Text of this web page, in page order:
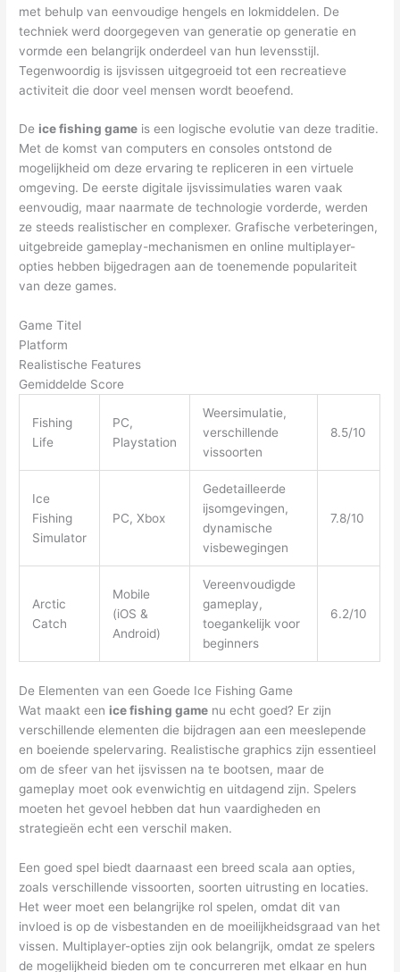
met behulp van eenvoudige hengels en lokmiddelen. De
techniek werd doorgegeven van generatie op generatie en
vormde een belangrijk onderdeel van hun levensstijl.
Tegenwoordig is ijsvissen uitgegroeid tot een recreatieve
activiteit die door veel mensen wordt beoefend.
De ice fishing game is een logische evolutie van deze traditie.
Met de komst van computers en consoles ontstond de
mogelijkheid om deze ervaring te repliceren in een virtuele
omgeving. De eerste digitale ijsvissimulaties waren vaak
eenvoudig, maar naarmate de technologie vorderde, werden
ze steeds realistischer en complexer. Grafische verbeteringen,
uitgebreide gameplay-mechanismen en online multiplayer-
opties hebben bijgedragen aan de toenemende populariteit
van deze games.
Game Titel
Platform
Realistische Features
Gemiddelde Score
Fishing
Life
PC,
Playstation
Weersimulatie,
verschillende
vissoorten
8.5/10
Ice
Fishing
Simulator
PC, Xbox
Gedetailleerde
ijsomgevingen,
dynamische
visbewegingen
7.8/10
Arctic
Catch
Mobile
(iOS &
Android)
Vereenvoudigde
gameplay,
toegankelijk voor
beginners
6.2/10
De Elementen van een Goede Ice Fishing Game
Wat maakt een ice fishing game nu echt goed? Er zijn
verschillende elementen die bijdragen aan een meeslepende
en boeiende spelervaring. Realistische graphics zijn essentieel
om de sfeer van het ijsvissen na te bootsen, maar de
gameplay moet ook evenwichtig en uitdagend zijn. Spelers
moeten het gevoel hebben dat hun vaardigheden en
strategieën echt een verschil maken.
Een goed spel biedt daarnaast een breed scala aan opties,
zoals verschillende vissoorten, soorten uitrusting en locaties.
Het weer moet een belangrijke rol spelen, omdat dit van
invloed is op de visbestanden en de moeilijkheidsgraad van het
vissen. Multiplayer-opties zijn ook belangrijk, omdat ze spelers
de mogelijkheid bieden om te concurreren met elkaar en hun